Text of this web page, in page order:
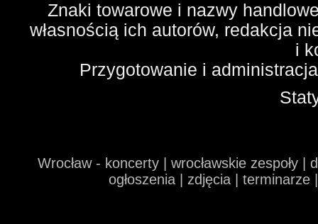
Znaki towarowe i nazwy
własnością ich autorów, redakcja
i
Przygotowanie i
Wrocław - koncerty | wrocławskie zespoły
ogłoszenia | zdjęcia |